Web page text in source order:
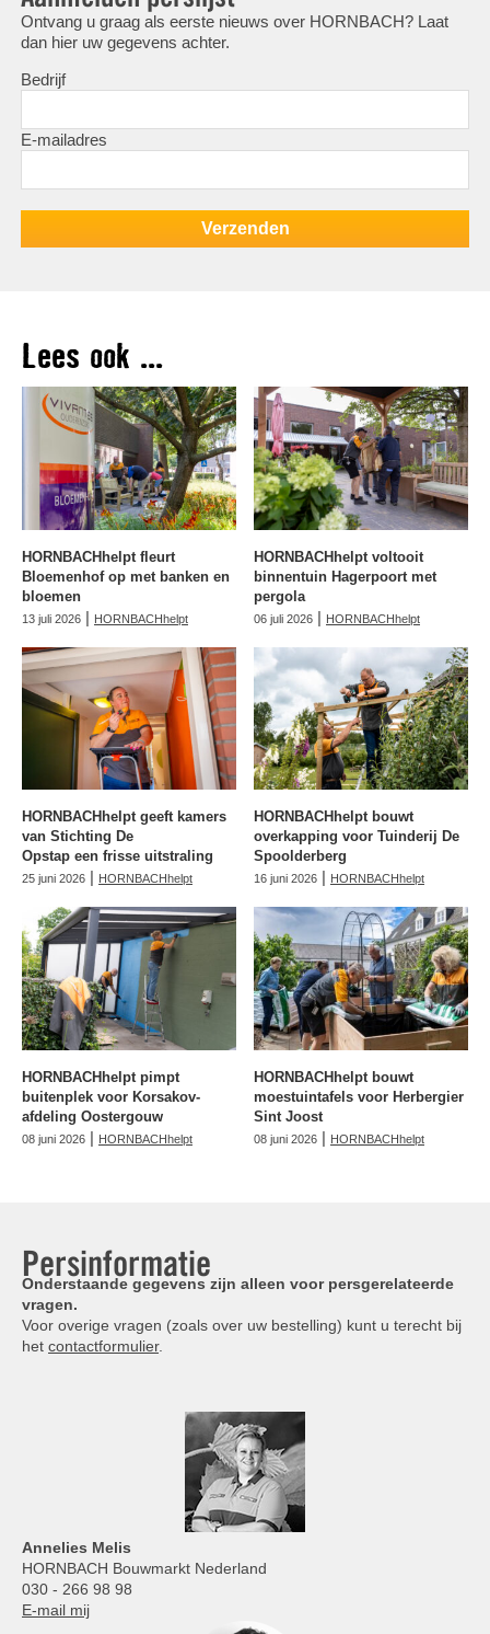
Ontvang u graag als eerste nieuws over HORNBACH? Laat
dan hier uw gegevens achter.
Bedrijf
E-mailadres
Lees ook ...
HORNBACHhelpt fleurt
Bloemenhof op met banken en
bloemen
13 juli 2026 | HORNBACHhelpt
HORNBACHhelpt voltooit
binnentuin Hagerpoort met
pergola
06 juli 2026 | HORNBACHhelpt
HORNBACHhelpt geeft kamers
van Stichting De
Opstap een frisse uitstraling
25 juni 2026 HORNBACHhelpt
HORNBACHhelpt bouwt
overkapping voor Tuinderij De
Spoolderberg
16 juni 2026 HORNBACHhelpt
HORNBACHhelpt pimpt
buitenplek voor Korsakov-
afdeling Oostergouw
08 juni 2026 | HORNBACHhelpt
HORNBACHhelpt bouwt
moestuintafels voor Herbergier
Sint Joost
08 juni 2026 | HORNBACHhelpt
Persinformatie
Onderstaande gegevens zijn alleen voor persgerelateerde
vragen.
Voor overige vragen (zoals over uw bestelling) kunt u terecht bij
het contactformulier.
Annelies Melis
HORNBACH Bouwmarkt Nederland
030 - 266 98 98
E-mail mij